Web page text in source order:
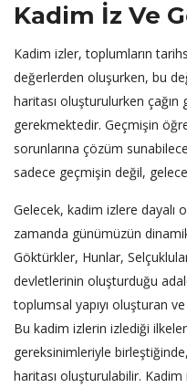
Kadim İz Ve
Kadim izler, toplumların
değerlerden oluşurken, bu
haritası oluşturulurken
gerekmektedir. Geçmişin
sorunlarına çözüm
sadece geçmişin değil,
Gelecek, kadim izlere dayalı
zamanda günümüzün
Göktürkler, Hunlar,
devletlerinin oluşturduğu
toplumsal yapıyı oluşturan
Bu kadim izlerin izlediği
gereksinimleriyle
haritası oluşturulabilir.